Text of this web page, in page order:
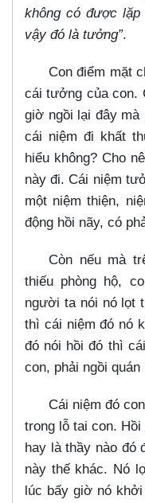
không có được
vậy đó là tưởng”.
Con điểm mặt
cái tưởng của con.
giờ ngồi lại đây
cái niệm đi khất
hiểu không? Cho
này đi. Cái niệm
một niệm thiện,
động hồi nãy, có
Còn nếu mà
thiếu phòng hộ,
người ta nói nó lọt
thì cái niệm đó nó
đó nói hồi đó thì
con, phải ngồi quán
Cái niệm đó
trong lỗ tai con.
hay là thầy nào đó
này thế khác. Nó
lúc bấy giờ nó